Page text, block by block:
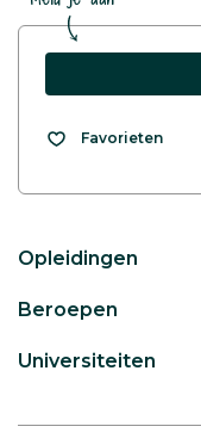
Favorieten
Opleidingen
Beroepen
Universiteiten